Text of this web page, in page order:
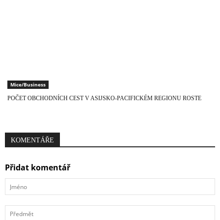
Mice/Business
POČET OBCHODNÍCH CEST V ASIJSKO-PACIFICKÉM REGIONU ROSTE
KOMENTÁŘE
Přidat komentář
Jméno
Předmět